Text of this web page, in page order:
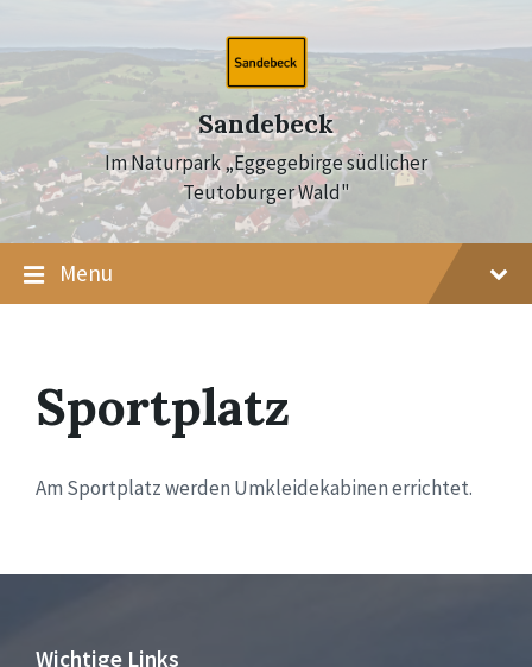
content
main
navigation
footer
Sandebeck
Im Naturpark „Eggegebirge südlicher
Teutoburger Wald"
Menu
Sportplatz
Am Sportplatz werden Umkleidekabinen errichtet.
Wichtige Links